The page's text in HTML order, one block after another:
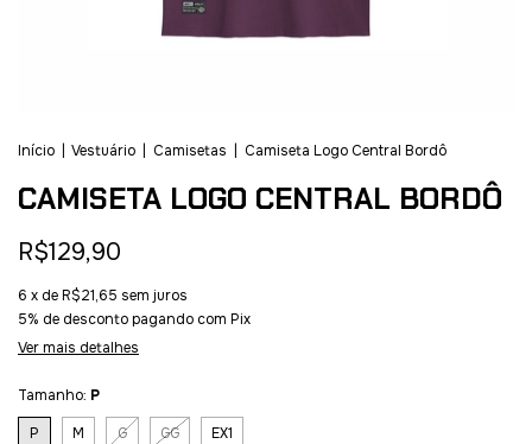
Início Vestuário Camisetas Camiseta Logo Central Bordô
CAMISETA LOGO CENTRAL BORDÔ
R$129,90
6 x deR$21,65 sem juros
5% de descontopagando com Pix
Ver mais detalhes
Tamanho: P
P
M G GG EX1